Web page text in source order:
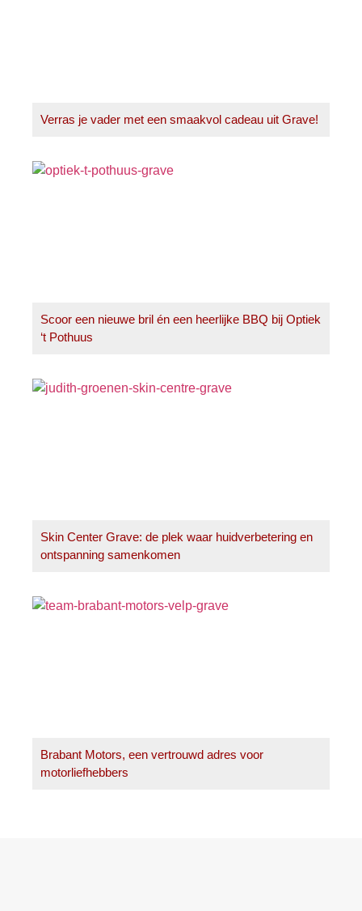
Verras je vader met een smaakvol cadeau uit Grave!
Scoor een nieuwe bril én een heerlijke BBQ bij Optiek
‘t Pothuus
Skin Center Grave: de plek waar huidverbetering en
ontspanning samenkomen
Brabant Motors, een vertrouwd adres voor
motorliefhebbers